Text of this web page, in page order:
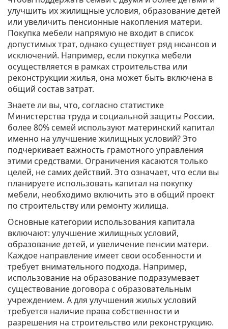
улучшить их жилищные условия, образование детей
или увеличить пенсионные накопления матери.
Покупка мебели напрямую не входит в список
допустимых трат, однако существует ряд нюансов и
исключений. Например, если покупка мебели
осуществляется в рамках строительства или
реконструкции жилья, она может быть включена в
общий состав затрат.
Знаете ли вы, что, согласно статистике
Министерства труда и социальной защиты России,
более 80% семей используют материнский капитал
именно на улучшение жилищных условий? Это
подчеркивает важность грамотного управления
этими средствами. Ограничения касаются только
целей, не самих действий. Это означает, что если вы
планируете использовать капитал на покупку
мебели, необходимо включить это в общий проект
по строительству или ремонту жилища.
Основные категории использования капитала
включают: улучшение жилищных условий,
образование детей, и увеличение пенсии матери.
Каждое направление имеет свои особенности и
требует внимательного подхода. Например,
использование на образование подразумевает
существование договора с образовательным
учреждением. А для улучшения жилых условий
требуется наличие права собственности и
разрешения на строительство или реконструкцию.